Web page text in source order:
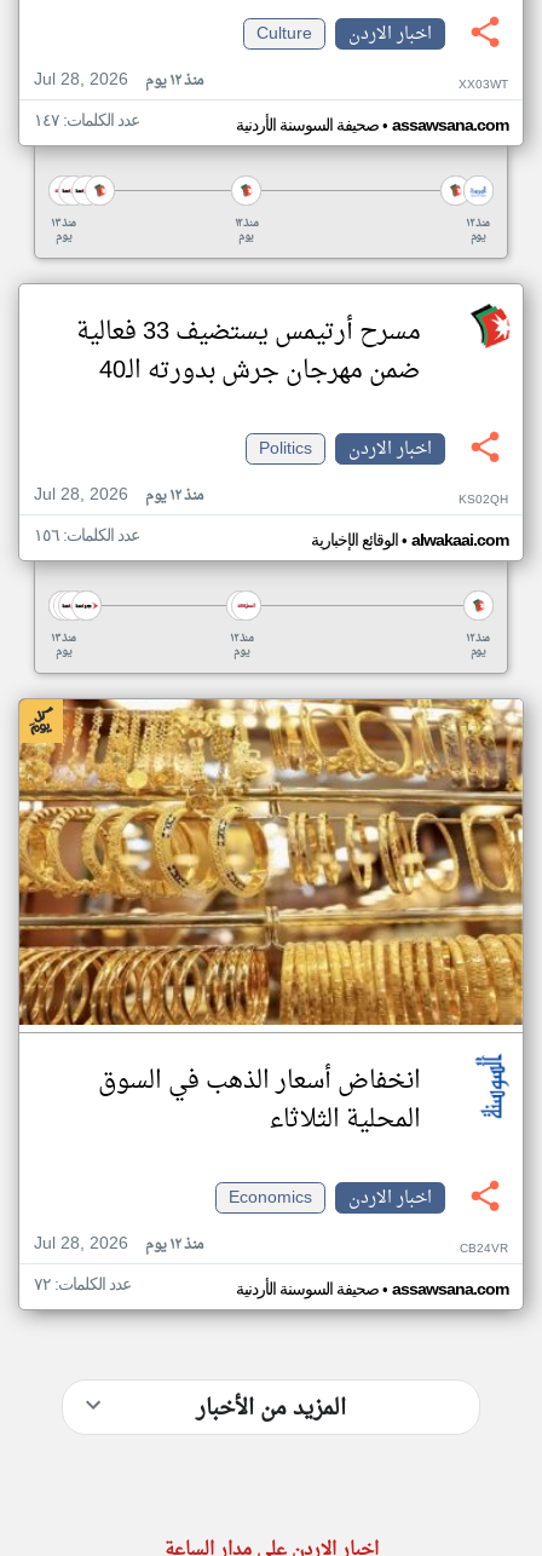
اخبار الاردن
Culture
Jul 28, 2026
منذ ١٢ يوم XX03WT
صحيفة السوسنة الأردنية• assawsana.com عدد الكلمات: ١٤٧
منذ ١٣
يوم
منذ ١٢
يوم
منذ ١٢
يوم
مسرح أرتيمس يستضيف 33 فعالية
ضمن مهرجان جرش بدورته الـ40
اخبار الاردن
Politics
Jul 28, 2026
منذ ١٢ يوم KS02QH
الوقائع الإخبارية• alwakaai.com عدد الكلمات: ١٥٦
منذ ١٣
يوم
منذ ١٢
يوم
منذ ١٢
يوم
انخفاض أسعار الذهب في السوق
المحلية الثلاثاء
اخبار الاردن
Economics
Jul 28, 2026
منذ ١٢ يوم CB24VR
صحيفة السوسنة الأردنية• assawsana.com عدد الكلمات: ٧٢
المزيد من الأخبار